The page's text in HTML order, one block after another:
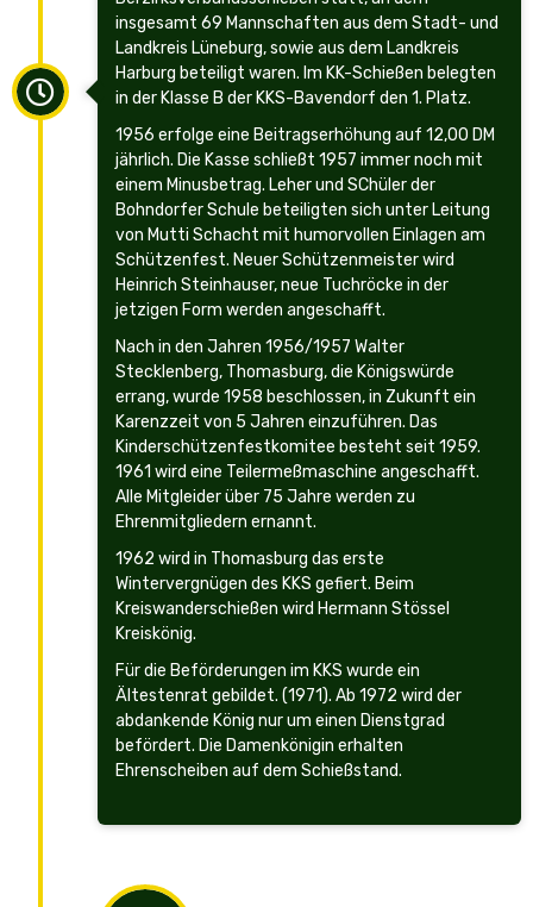
insgesamt 69 Mannschaften aus dem Stadt- und
Landkreis Lüneburg, sowie aus dem Landkreis
Harburg beteiligt waren. Im KK-Schießen belegten
in der Klasse B der KKS-Bavendorf den 1. Platz.
1956 erfolge eine Beitragserhöhung auf 12,00 DM
jährlich. Die Kasse schließt 1957 immer noch mit
einem Minusbetrag. Leher und SChüler der
Bohndorfer Schule beteiligten sich unter Leitung
von Mutti Schacht mit humorvollen Einlagen am
Schützenfest. Neuer Schützenmeister wird
Heinrich Steinhauser, neue Tuchröcke in der
jetzigen Form werden angeschafft.
Nach in den Jahren 1956/1957 Walter
Stecklenberg, Thomasburg, die Königswürde
errang, wurde 1958 beschlossen, in Zukunft ein
Karenzzeit von 5 Jahren einzuführen. Das
Kinderschützenfestkomitee besteht seit 1959.
1961 wird eine Teilermeßmaschine angeschafft.
Alle Mitgleider über 75 Jahre werden zu
Ehrenmitgliedern ernannt.
1962 wird in Thomasburg das erste
Wintervergnügen des KKS gefiert. Beim
Kreiswanderschießen wird Hermann Stössel
Kreiskönig.
Für die Beförderungen im KKS wurde ein
Ältestenrat gebildet. (1971). Ab 1972 wird der
abdankende König nur um einen Dienstgrad
befördert. Die Damenkönigin erhalten
Ehrenscheiben auf dem Schießstand.